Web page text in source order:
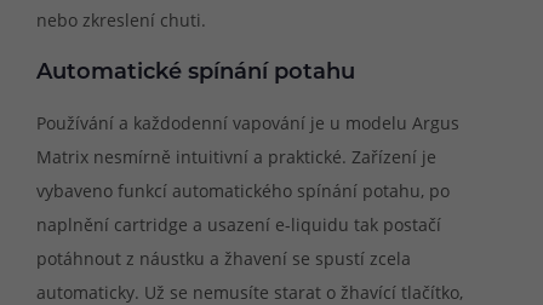
nebo zkreslení chuti.
Automatické spínání potahu
Používání a každodenní vapování je u modelu Argus
Matrix nesmírně intuitivní a praktické. Zařízení je
vybaveno funkcí automatického spínání potahu, po
naplnění cartridge a usazení e-liquidu tak postačí
potáhnout z náustku a žhavení se spustí zcela
automaticky. Už se nemusíte starat o žhavící tlačítko,